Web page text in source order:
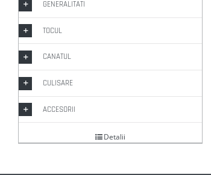
GENERALITATI
TOCUL
CANATUL
CULISARE
ACCESORII
Detalii